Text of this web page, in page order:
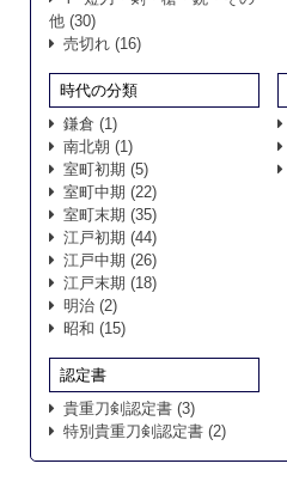
他 (30)
売切れ (16)
時代の分類
鎌倉 (1)
南北朝 (1)
室町初期 (5)
室町中期 (22)
室町末期 (35)
江戸初期 (44)
江戸中期 (26)
江戸末期 (18)
明治 (2)
昭和 (15)
認定書
貴重刀剣認定書 (3)
特別貴重刀剣認定書 (2)